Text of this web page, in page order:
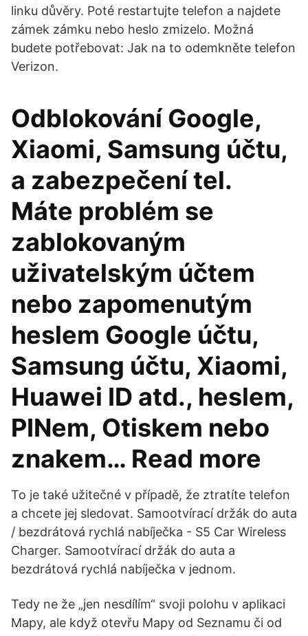
linku důvěry. Poté restartujte telefon a najdete
zámek zámku nebo heslo zmizelo. Možná
budete potřebovat: Jak na to odemkněte telefon
Verizon.
Odblokování Google,
Xiaomi, Samsung účtu,
a zabezpečení tel.
Máte problém se
zablokovaným
uživatelským účtem
nebo zapomenutým
heslem Google účtu,
Samsung účtu, Xiaomi,
Huawei ID atd., heslem,
PINem, Otiskem nebo
znakem… Read more
To je také užitečné v případě, že ztratíte telefon
a chcete jej sledovat. Samootvírací držák do auta
/ bezdrátová rychlá nabíječka - S5 Car Wireless
Charger. Samootvírací držák do auta a
bezdrátová rychlá nabíječka v jednom.
Tedy ne že „jen nesdílím“ svoji polohu v aplikaci
Mapy, ale když otevřu Mapy od Seznamu či od